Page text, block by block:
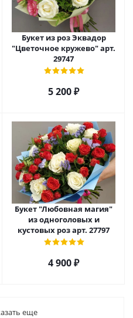
Букет из роз Эквадор
"Цветочное кружево" арт.
29747
5 200₽
Букет "Любовная магия"
из одноголовых и
кустовых роз арт. 27797
4 900₽
еще